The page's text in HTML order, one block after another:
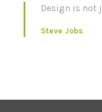
Design is not
Steve Jobs